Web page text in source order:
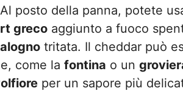
posto della panna, potete
greco aggiunto a fuoco
tritata. Il cheddar può
come la fontina o un
per un sapore più